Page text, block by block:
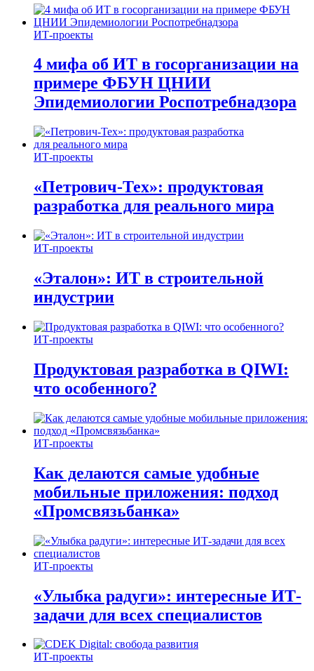
ИТ-проекты
4 мифа об ИТ в госорганизации на
примере ФБУН ЦНИИ
Эпидемиологии Роспотребнадзора
ИТ-проекты
«Петрович-Тех»: продуктовая
разработка для реального мира
ИТ-проекты
«Эталон»: ИТ в строительной
индустрии
ИТ-проекты
Продуктовая разработка в QIWI:
что особенного?
ИТ-проекты
Как делаются самые удобные
мобильные приложения: подход
«Промсвязьбанка»
ИТ-проекты
«Улыбка радуги»: интересные ИТ-
задачи для всех специалистов
ИТ-проекты